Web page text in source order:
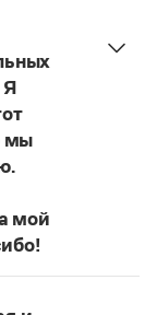
Я
мы
мой
приходится